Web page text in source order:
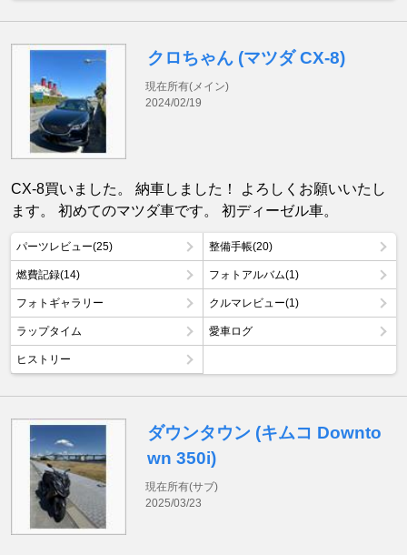
クロちゃん (マツダ CX-8)
現在所有(メイン)
2024/02/19
CX-8買いました。 納車しました！ よろしくお願いいたし
ます。 初めてのマツダ車です。 初ディーゼル車。
パーツレビュー(25) 整備手帳(20)
燃費記録(14) フォトアルバム(1)
フォトギャラリー クルマレビュー(1)
ラップタイム 愛車ログ
ヒストリー
ダウンタウン (キムコ Downto
wn 350i)
現在所有(サブ)
2025/03/23